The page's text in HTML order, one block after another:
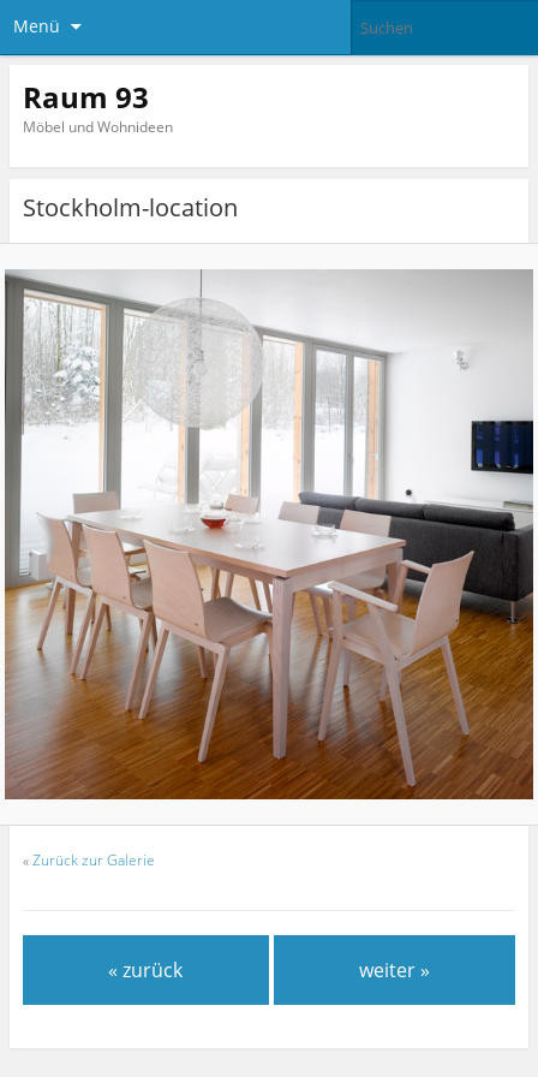
Menü
Raum 93
Möbel und Wohnideen
Stockholm-location
«Zurück zur Galerie
« zurück weiter »